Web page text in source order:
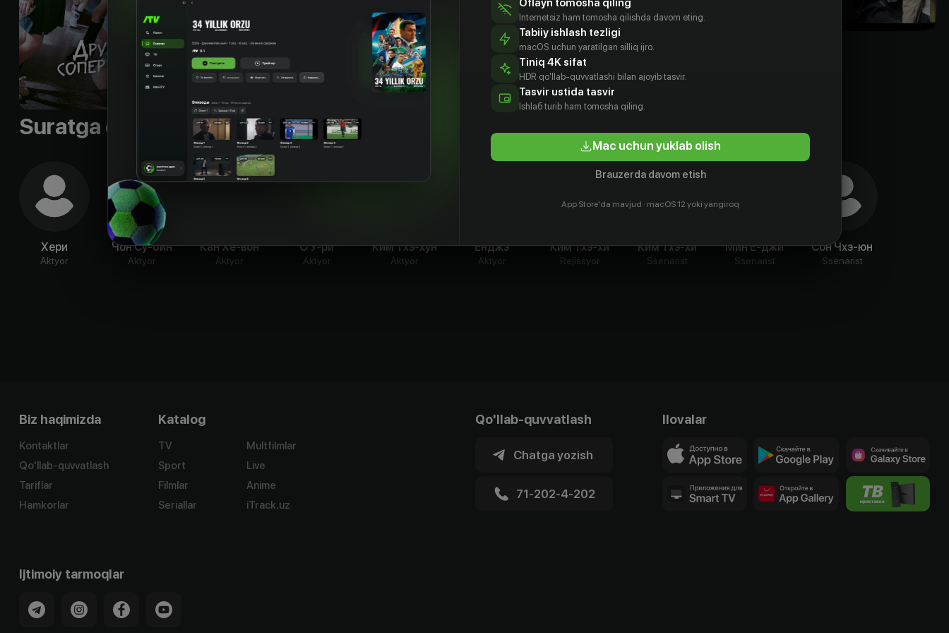
Suratga olish guruhi
Хери
Aktyor
Чон Су-бин
Aktyor
Кан Хе-вон
Aktyor
О У-ри
Aktyor
Ким Тхэ-хун
Aktyor
Ёнджэ
Aktyor
Ким Тхэ-хи
Rejissyor
Ким Тхэ-хи
Ssenarist
Мин Е-джи
Ssenarist
Сон Чхэ-юн
Ssenarist
Biz haqimizda
Kontaktlar
Qo'llab-quvvatlash
Tariflar
Hamkorlar
Katalog
TV
Sport
Filmlar
Seriallar
Multfilmlar
Live
Anime
iTrack.uz
Qo'llab-quvvatlash
Chatga yozish
71-202-4-202
Ilovalar
Ijtimoiy tarmoqlar
Oflayn tomosha qiling
Internetsiz ham tomosha qilishda davom eting.
Tabiiy ishlash tezligi
macOS uchun yaratilgan silliq ijro.
Tiniq 4K sifat
HDR qo'llab-quvvatlashi bilan ajoyib tasvir.
Tasvir ustida tasvir
Ishlаб turib ham tomosha qiling.
Mac uchun yuklab olish
Brauzerda davom etish
App Store'da mavjud · macOS 12 yoki yangiroq